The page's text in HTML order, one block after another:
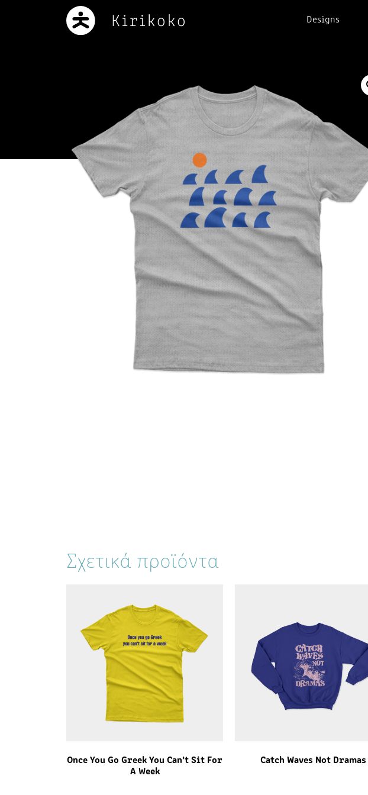
Designs
Σχετικά προϊόντα
Once You Go Greek You Can’t Sit For
A Week
Catch Waves Not Dramas